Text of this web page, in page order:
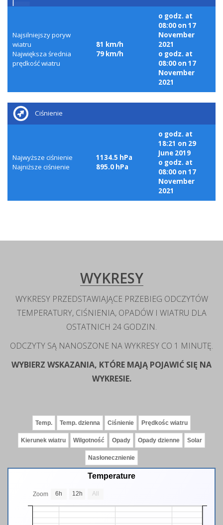
Najsilniejszy poryw
wiatru
Największa średnia
prędkość wiatru
81 km/h
79 km/h
o godz. at
08:00 on 17
November
2021
o godz. at
08:00 on 17
November
2021
Ciśnienie
Najwyższe ciśnienie
Najniższe ciśnienie
1134.5 hPa
895.0 hPa
o godz. at
18:21 on 29
June 2019
o godz. at
08:00 on 17
November
2021
WYKRESY
WYKRESY PRZEDSTAWIAJĄCE PRZEBIEG ODCZYTÓW
TEMPERATURY, CIŚNIENIA, OPADÓW I WIATRU DLA
OSTATNICH 24 GODZIN.
ODCZYTY SĄ NANOSZONE NA WYKRESY CO 1 MINUTĘ.
WYBIERZ WSKAZANIA, KTÓRE MAJĄ POJAWIĆ SIĘ NA
WYKRESIE.
Zoom 6h 12h All
Temperature